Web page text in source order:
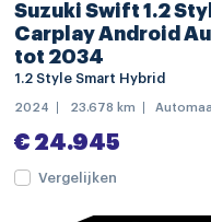
elektrische ramen
keyless start
stuur verstelbaar
stuurwiel
achteruitrij assistent
Suzuki Swift 1.2
Carplay Android
tot 2034
1.2 Style Smart Hybrid
2024 23.678 km
€ 24.945
Vergelijken